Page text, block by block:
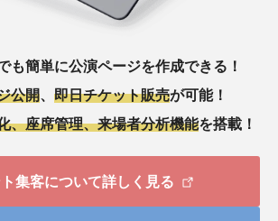
も簡単に公演ページを作成できる！
公開
即日チケット販売が可能！
、座席管理、来場者分析機能を搭載！
集客について詳しく見る